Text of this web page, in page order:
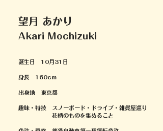
望月 あかり
Akari Mochizuki
誕生日 10月31日
身長 160cm
出身地 東京都
趣味・特技 スノーボード・ドライブ・ 雑貨屋巡り
花柄のものを集めること